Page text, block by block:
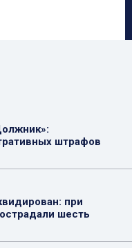
штрафов
при
шесть